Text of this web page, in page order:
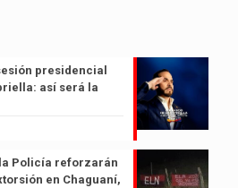
presidencial
así será la
Policía reforzarán
en Chaguaní,